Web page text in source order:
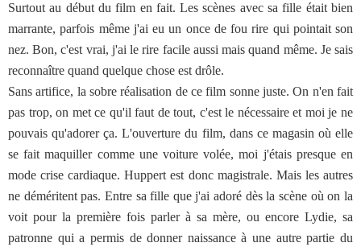
Surtout au début du film en fait. Les scènes avec sa fille était bien
marrante, parfois même j'ai eu un once de fou rire qui pointait son
nez. Bon, c'est vrai, j'ai le rire facile aussi mais quand même. Je sais
reconnaître quand quelque chose est drôle.
Sans artifice, la sobre réalisation de ce film sonne juste. On n'en fait
pas trop, on met ce qu'il faut de tout, c'est le nécessaire et moi je ne
pouvais qu'adorer ça. L'ouverture du film, dans ce magasin où elle
se fait maquiller comme une voiture volée, moi j'étais presque en
mode crise cardiaque. Huppert est donc magistrale. Mais les autres
ne déméritent pas. Entre sa fille que j'ai adoré dès la scène où on la
voit pour la première fois parler à sa mère, ou encore Lydie, sa
patronne qui a permis de donner naissance à une autre partie du